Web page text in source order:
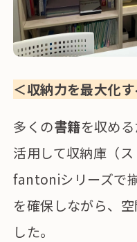
＜収納力を最大化
多くの書籍を収め
活用して収納庫（
fantoniシリーズで
を確保しながら、
した。